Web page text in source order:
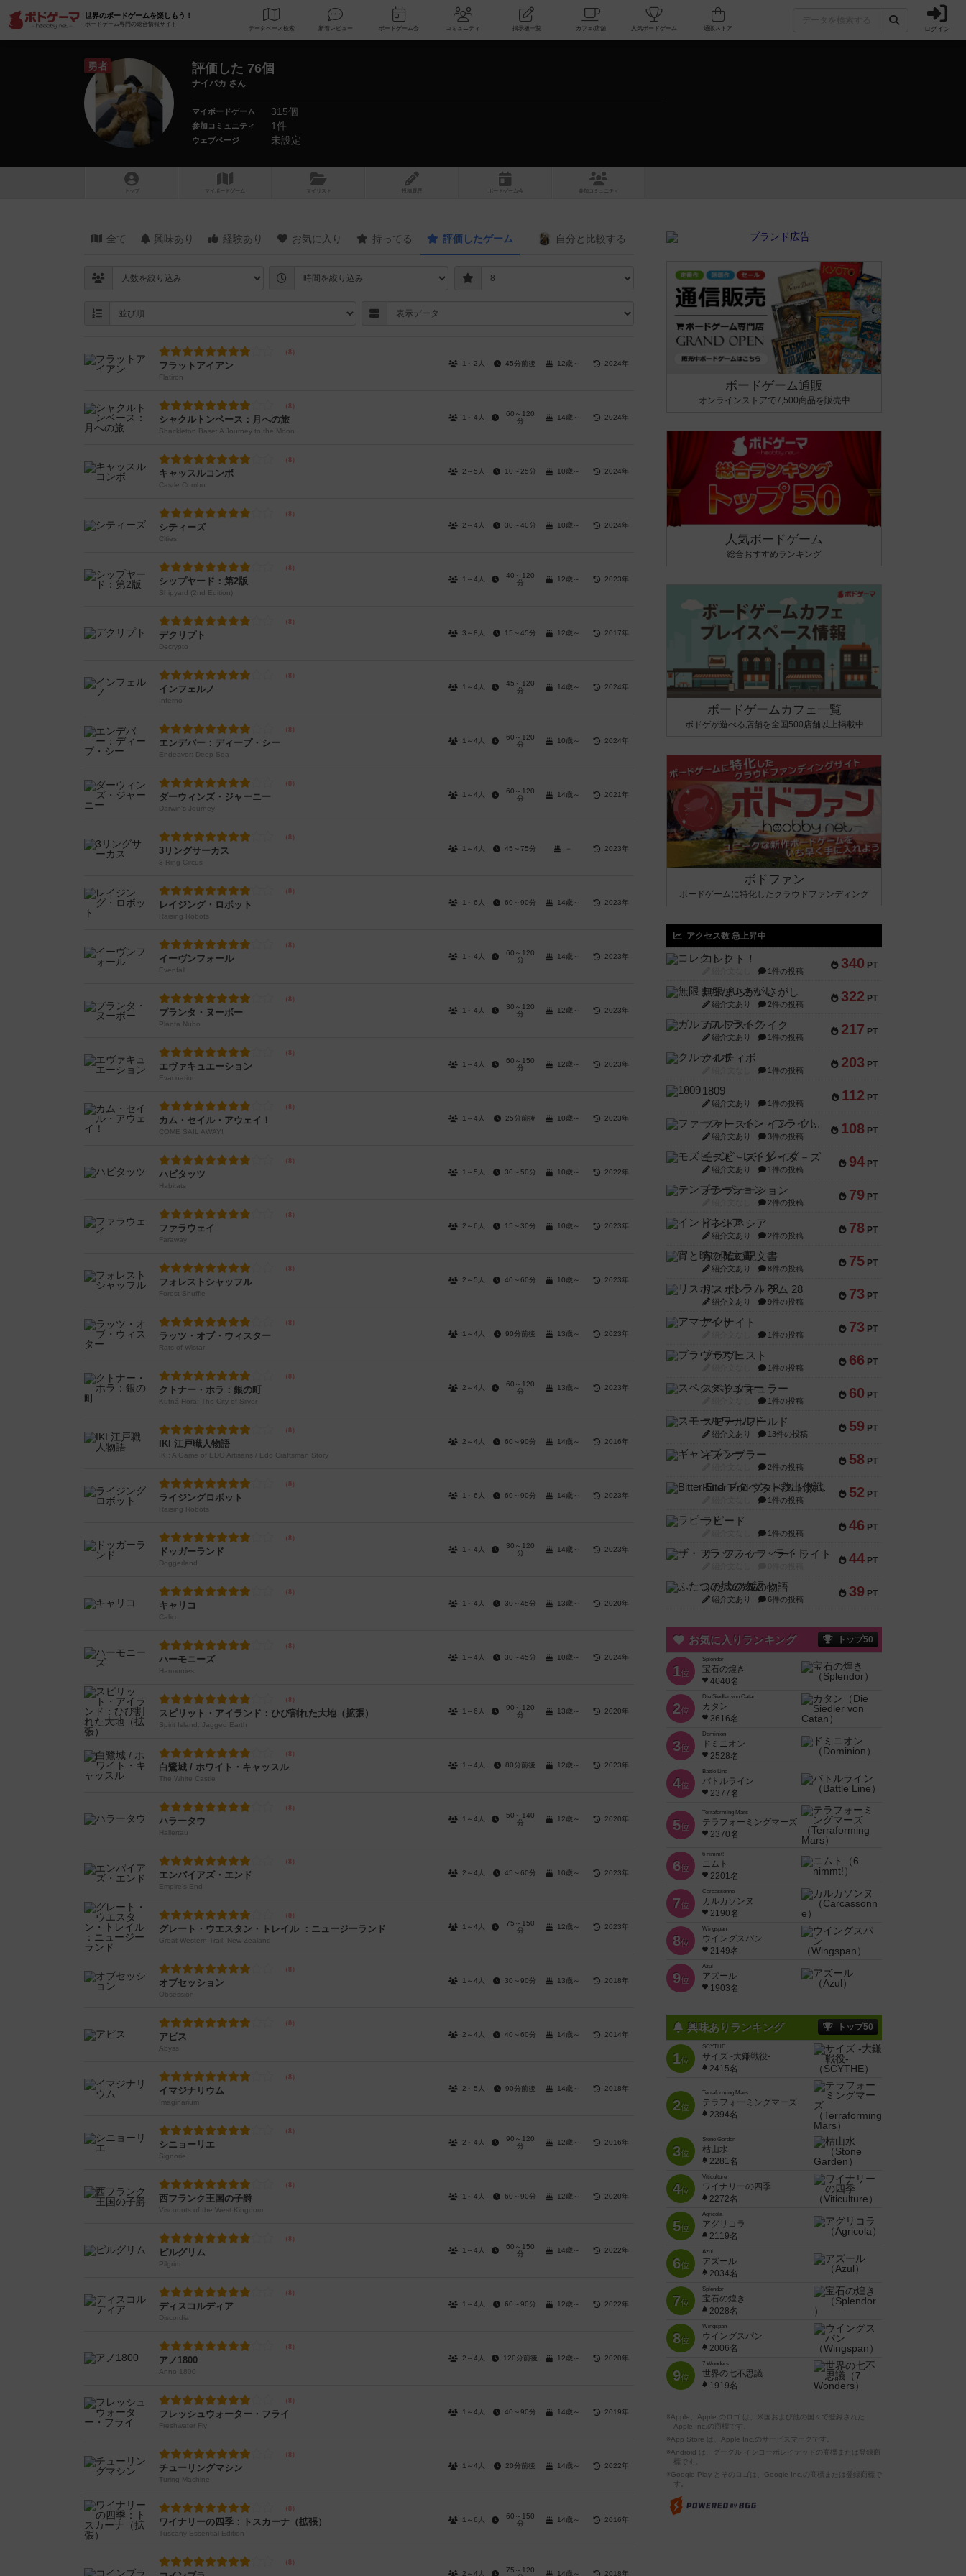
世界のボードゲームを楽しもう！
ボードゲーム専門の総合情報サイト
データベース 検索 新着レビュー ボードゲーム会 コミュニティ 掲示板一覧 カフェ/店舗 人気ボードゲーム ログイン
勇者 評価した 76個
ナイパカ さん
マイボードゲーム 315個
参加コミュニティ 1件
ウェブページ 未設定
トップ マイボードゲーム マイリスト 投稿履歴 ボ ドゲ ーム コミュニティ
全て 興味あり 経験あり お気に入り 持ってる 評価したゲーム 自分と 比較する
フラットアイアン
Flatiron
1～2人 45分前後 12歳～ 2024年
シャクルトンベース：月への旅
Shackleton Base: A Journey to the Moon
1～4人
60～120
分
14歳～ 2024年
キャッスルコンボ
Castle Combo
2～5人 10～25分 10歳～ 2024年
シティーズ
Cities
2～4人 30～40分 10歳～ 2024年
シップヤード：第2版
Shipyard (2nd Edition)
1～4人
40～120
分
12歳～ 2023年
デクリプト
Decrypto
3～8人 15～45分 12歳～ 2017年
インフェルノ
Inferno
1～4人
45～120
分
14歳～ 2024年
エンデバー：ディープ・シー
Endeavor: Deep Sea
1～4人
60～120
分
10歳～ 2024年
ダーウィンズ・ジャーニー
Darwin's Journey
1～4人
60～120
分
14歳～ 2021年
3リングサーカス
3 Ring Circus
1～4人 45～75分 － 2023年
レイジング・ロボット
Raising Robots
1～6人 60～90分 14歳～ 2023年
イーヴンフォール
Evenfall
1～4人
60～120
分
14歳～ 2023年
プランタ・ヌーボー
Planta Nubo
1～4人
30～120
分
12歳～ 2023年
エヴァキュエーション
Evacuation
1～4人
60～150
分
12歳～ 2023年
カム・セイル・アウェイ！
COME SAIL AWAY!
1～4人 25分前後 10歳～ 2023年
ハビタッツ
Habitats
1～5人 30～50分 10歳～ 2022年
ファラウェイ
Faraway
2～6人 15～30分 10歳～ 2023年
フォレストシャッフル
Forest Shuffle
2～5人 40～60分 10歳～ 2023年
ラッツ・オブ・ウィスター
Rats of Wistar
1～4人 90分前後 13歳～ 2023年
クトナー・ホラ：銀の町
Kutná Hora: The City of Silver
2～4人
60～120
分
13歳～ 2023年
IKI 江戸職人物語
IKI: A Game of EDO Artisans / Edo Craftsman Story
2～4人 60～90分 14歳～ 2016年
ライジングロボット
Raising Robots
1～6人 60～90分 14歳～ 2023年
ドッガーランド
Doggerland
1～4人
30～120
分
14歳～ 2023年
キャリコ
Calico
1～4人 30～45分 13歳～ 2020年
ハーモニーズ
Harmonies
1～4人 30～45分 10歳～ 2024年
スピリット・アイランド：ひび割れた大地（拡張）
Spirit Island: Jagged Earth
1～6人
90～120
分
13歳～ 2020年
白鷺城 / ホワイト・キャッスル
The White Castle
1～4人 80分前後 12歳～ 2023年
ハラータウ
Hallertau
1～4人
50～140
分
12歳～ 2020年
エンパイアズ・エンド
Empire's End
2～4人 45～60分 10歳～ 2023年
グレート・ウエスタン・トレイル ：ニュージーランド
Great Western Trail: New Zealand
1～4人
75～150
分
12歳～ 2023年
オブセッション
Obsession
1～4人 30～90分 13歳～ 2018年
アビス
Abyss
2～4人 40～60分 14歳～ 2014年
イマジナリウム
Imaginarium
2～5人 90分前後 14歳～ 2018年
シニョーリエ
Signorie
2～4人
90～120
分
12歳～ 2016年
西フランク王国の子爵
Viscounts of the West Kingdom
1～4人 60～90分 12歳～ 2020年
ピルグリム
Pilgrim
1～4人
60～150
分
14歳～ 2022年
ディスコルディア
Discordia
1～4人 60～90分 12歳～ 2022年
アノ1800
Anno 1800
2～4人 120分前後 12歳～ 2020年
フレッシュウォーター・フライ
Freshwater Fly
1～4人 40～90分 14歳～ 2019年
チューリングマシン
Turing Machine
1～4人 20分前後 14歳～ 2022年
ワイナリーの四季：トスカーナ（拡張）
Tuscany Essential Edition
1～6人
60～150
分
14歳～ 2016年
2～4人
75～120
14歳～ 2018年
ボードゲーム通販
オンラインストアで7,500商品を販売中
人気ボードゲーム
総合おすすめランキング
ボードゲームカフェ一覧
ボドゲが遊べる店舗を全国500店舗以上掲載中
ボドファン
ボードゲームに特化したクラウドファンディング
アクセス数 急上昇中
340 PT
コレクト！
1件の投稿
322 PT
無限まちがいさがし
紹介文あり 2件の投稿
217 PT
ガルフストライク
紹介文あり 1件の投稿
203 PT
クルティボ
1件の投稿
112 PT
1809
紹介文あり 1件の投稿
108 PT
ファースト・イン・フライト
紹介文あり 3件の投稿
94 PT
モズビ－ズ・レイダ－ズ
紹介文あり 1件の投稿
79 PT
テンプテーション
2件の投稿
78 PT
インドネシア
紹介文あり 2件の投稿
75 PT
宵と暁の呪文書
紹介文あり 8件の投稿
73 PT
リスボン・トラム 28
紹介文あり 9件の投稿
73 PT
アマナイト
1件の投稿
66 PT
ブラヴェスト
1件の投稿
60 PT
スペクタキュラー
1件の投稿
59 PT
スモールワールド
紹介文あり 13件の投稿
58 PT
ギャンブラー
2件の投稿
52 PT
Bitter End ブタペスト救出作戦
1件の投稿
46 PT
ラピード
1件の投稿
44 PT
ザ・フラッフィー・ライト
39 PT
ふたつの城の物語
紹介文あり 6件の投稿
お気に入りランキング トップ50
1位
Splendor
宝石の煌き
4040名
2位
Die Siedler von Catan
カタン
3616名
3位
Dominion
ドミニオン
2528名
4位
Battle Line
バトルライン
2377名
5位
Terraforming Mars
テラフォーミングマーズ
2370名
6位
6 nimmt!
ニムト
2201名
7位
Carcassonne
カルカソンヌ
2190名
8位
Wingspan
ウイングスパン
2149名
9位
Azul
アズール
1903名
興味ありランキング トップ50
1位
SCYTHE
サイズ -大鎌戦役-
2415名
2位
Terraforming Mars
テラフォーミングマーズ
2394名
3位
Stone Garden
枯山水
2281名
4位
Viticulture
ワイナリーの四季
2272名
5位
Agricola
アグリコラ
2119名
6位
Azul
アズール
2034名
7位
Splendor
宝石の煌き
2028名
8位
Wingspan
ウイングスパン
2006名
9位
7 Wonders
世界の七不思議
1919名
※Apple、Apple のロゴ は、米国および他の国々で登録された
Apple Inc.の商標です。
※App Store は、Apple Inc.のサービスマークです。
※Android は、グーグル インコーポレイテッドの商標または登録商
標です。
※Google Play とそのロゴは、Google Inc.の商標または登録商標で
す。